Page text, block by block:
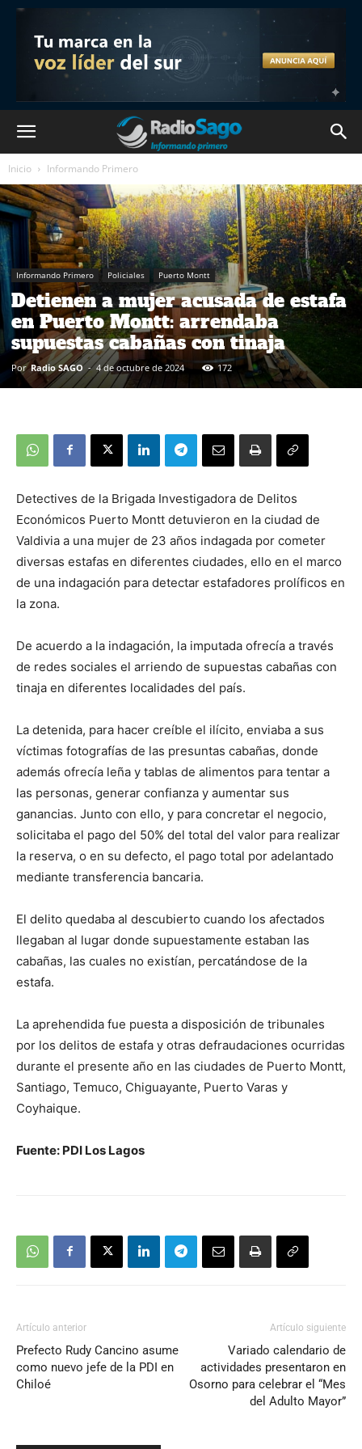
Inicio Informando Primero
Informando Primero Policiales Puerto Montt
Detienen a mujer acusada de estafa
en Puerto Montt: arrendaba
supuestas cabañas con tinaja
Por Radio SAGO - 4 de octubre de 2024 172
Detectives de la Brigada Investigadora de Delitos
Económicos Puerto Montt detuvieron en la ciudad de
Valdivia a una mujer de 23 años indagada por cometer
diversas estafas en diferentes ciudades, ello en el marco
de una indagación para detectar estafadores prolíficos en
la zona.
De acuerdo a la indagación, la imputada ofrecía a través
de redes sociales el arriendo de supuestas cabañas con
tinaja en diferentes localidades del país.
La detenida, para hacer creíble el ilícito, enviaba a sus
víctimas fotografías de las presuntas cabañas, donde
además ofrecía leña y tablas de alimentos para tentar a
las personas, generar confianza y aumentar sus
ganancias. Junto con ello, y para concretar el negocio,
solicitaba el pago del 50% del total del valor para realizar
la reserva, o en su defecto, el pago total por adelantado
mediante transferencia bancaria.
El delito quedaba al descubierto cuando los afectados
llegaban al lugar donde supuestamente estaban las
cabañas, las cuales no existían, percatándose de la
estafa.
La aprehendida fue puesta a disposición de tribunales
por los delitos de estafa y otras defraudaciones ocurridas
durante el presente año en las ciudades de Puerto Montt,
Santiago, Temuco, Chiguayante, Puerto Varas y
Coyhaique.
Fuente: PDI Los Lagos
Artículo anterior
Prefecto Rudy Cancino asume
como nuevo jefe de la PDI en
Chiloé
Artículo siguiente
Variado calendario de
actividades presentaron en
Osorno para celebrar el “Mes
del Adulto Mayor”